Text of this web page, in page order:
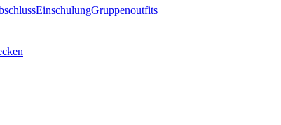
EinschulungGruppenoutfits